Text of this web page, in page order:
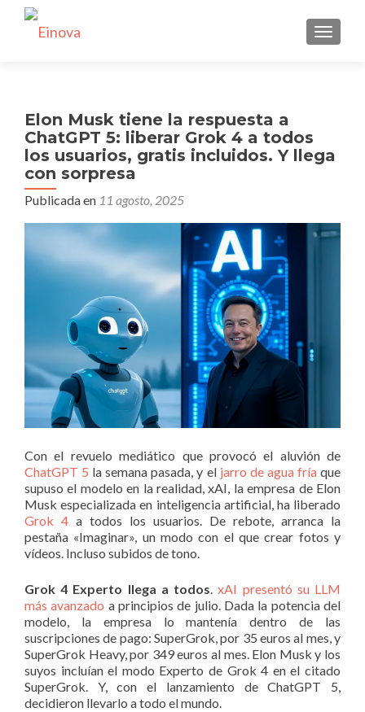
Elon Musk tiene la respuesta a
ChatGPT 5: liberar Grok 4 a todos
los usuarios, gratis incluidos. Y llega
con sorpresa
Publicada en 11 agosto, 2025
Con el revuelo mediático que provocó el aluvión de
ChatGPT 5 la semana pasada, y el jarro de agua fríaque
supuso el modelo en la realidad, xAI, la empresa de Elon
Musk especializada en inteligencia artificial, ha liberado
Grok 4 a todos los usuarios. De rebote, arranca la
pestaña «Imaginar», un modo con el que crear fotos y
vídeos. Incluso subidos de tono.
Grok 4 Experto llega a todos.xAI presentó su LLM
más avanzado a principios de julio. Dada la potencia del
modelo, la empresa lo mantenía dentro de las
suscripciones de pago: SuperGrok, por 35 euros al mes, y
SuperGrok Heavy, por 349 euros al mes. Elon Musk y los
suyos incluían el modo Experto de Grok 4 en el citado
SuperGrok. Y, con el lanzamiento de ChatGPT 5,
decidieron llevarlo a todo el mundo.